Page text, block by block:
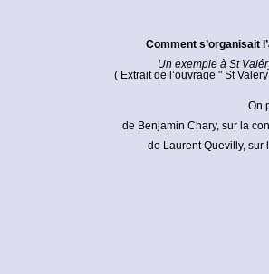
Comment s’organisait
Un exemple à St
( Extrait de l’ouvrage " St
On
de Benjamin Chary, sur la
de Laurent Quevilly, sur